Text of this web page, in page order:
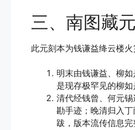
三、南图藏
此元刻本为钱谦益绛云楼
明末由钱谦益、柳如
是现存极罕见的柳如
清代经钱曾、何元
勘手迹；晚清归入
跋，版本流传信息